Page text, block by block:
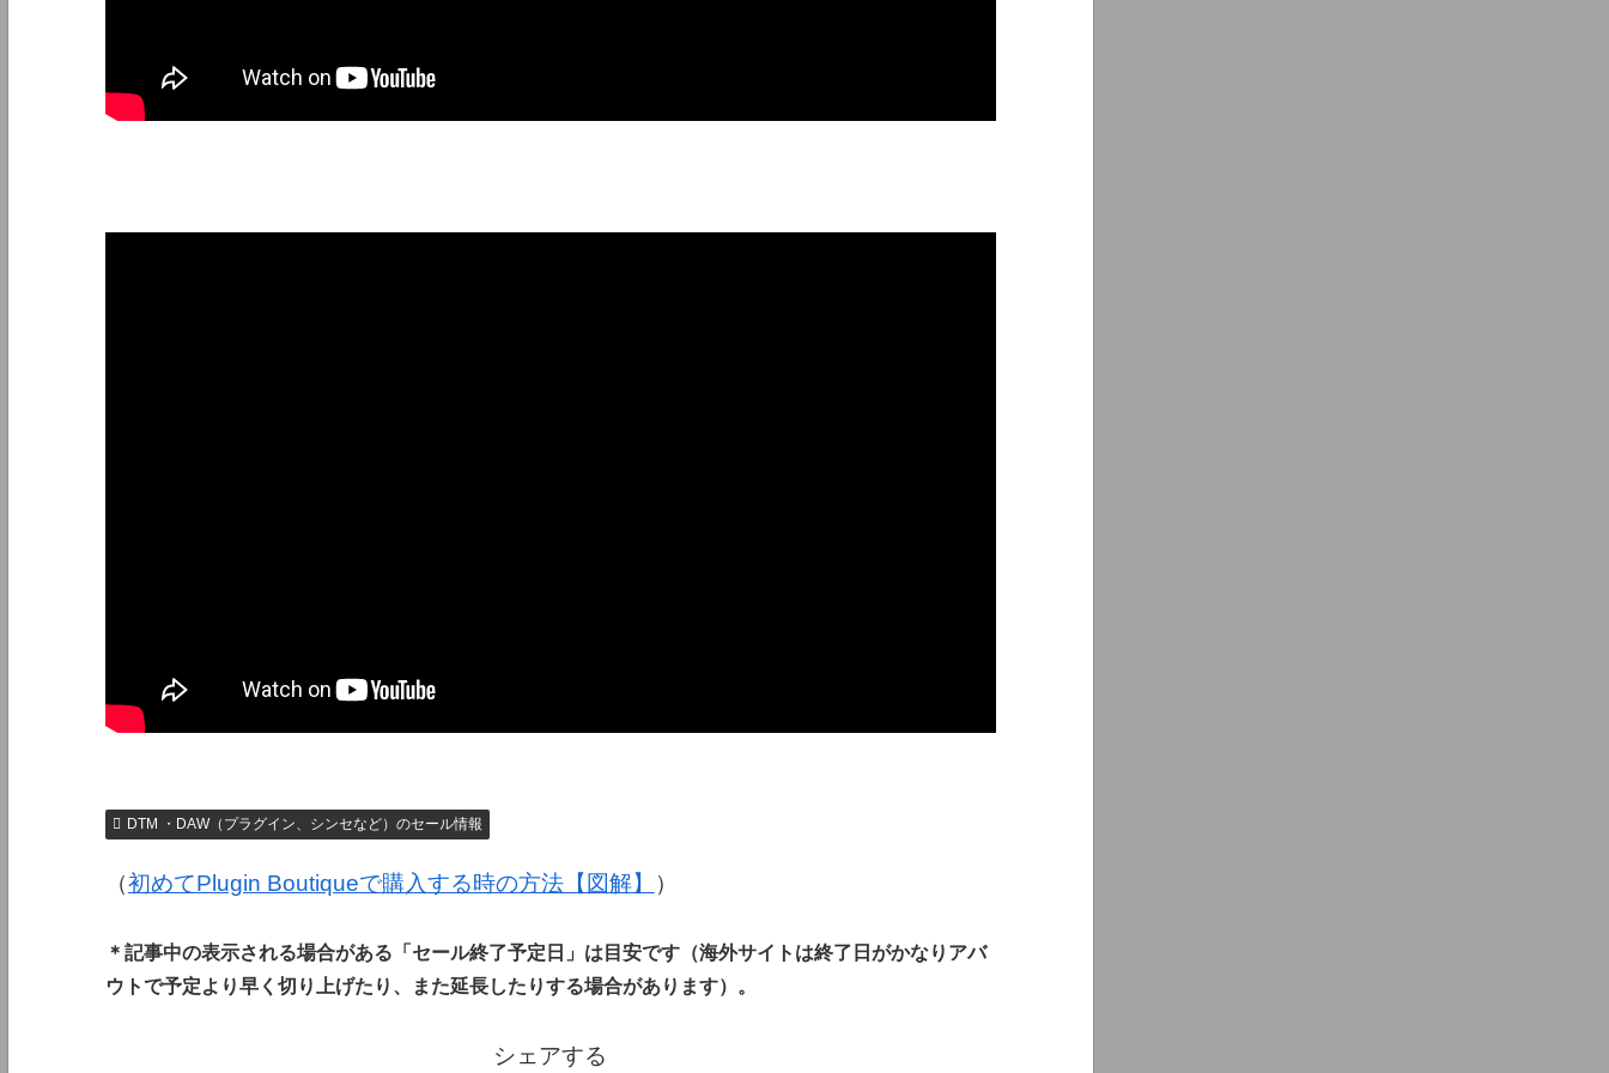
DTM ・DAW（プラグイン、シンセなど）のセール情報
（初めてPlugin Boutiqueで購入する時の方法【図解】 ）
＊記事中の表示される場合がある「セール終了予定日」は目安です（海外サイトは終了日がかなりアバ
ウトで予定より早く切り上げたり、また延長したりする場合があります）。
シェアする